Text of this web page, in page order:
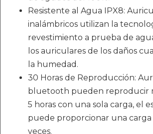
Resistente al Agua IPX8:
inalámbricos utilizan la
revestimiento a prueba de
los auriculares de los daños
la humedad.
30 Horas de Reproducción:
bluetooth pueden reproducir
5 horas con una sola carga, el
puede proporcionar una carga
veces.